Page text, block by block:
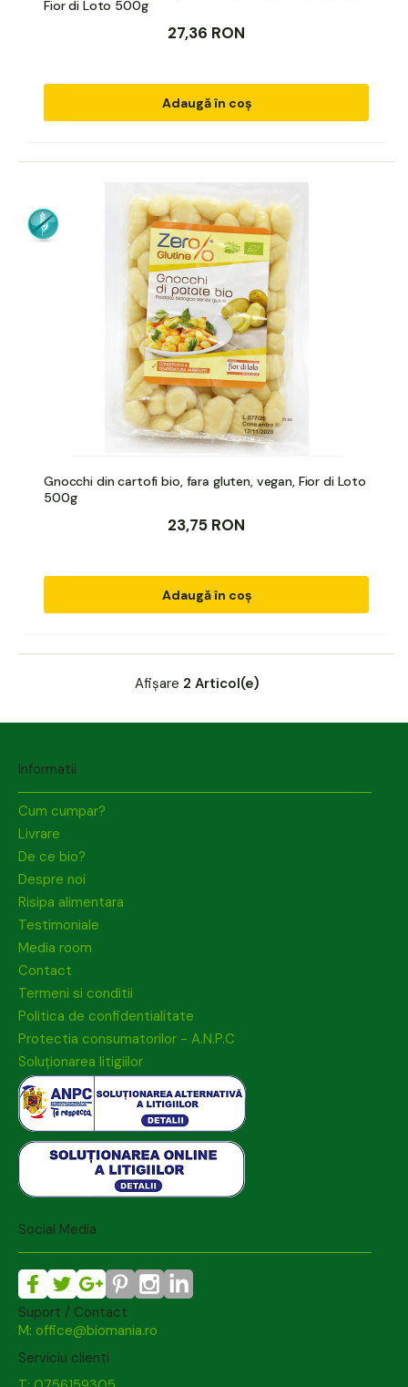
Fior di Loto 500g
27,36 RON
Adaugă în coș
Gnocchi din cartofi bio, fara gluten, vegan, Fior di Loto
500g
23,75 RON
Adaugă în coș
Afișare 2 Articol(e)
Informatii
Cum cumpar?
Livrare
De ce bio?
Despre noi
Risipa alimentara
Testimoniale
Media room
Contact
Termeni si conditii
Politica de confidentialitate
Protectia consumatorilor - A.N.P.C
Soluționarea litigiilor
Social Media
Suport / Contact
M: office@biomania.ro
Serviciu clienti